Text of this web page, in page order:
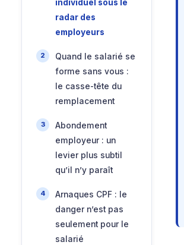
individuel sous le
radar des
employeurs
Quand le salarié se
forme sans vous :
le casse-tête du
remplacement
Abondement
employeur : un
levier plus subtil
qu’il n’y paraît
Arnaques CPF : le
danger n’est pas
seulement pour le
salarié